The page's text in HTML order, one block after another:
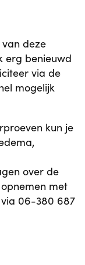
deze
erg benieuwd
via de
mogelijk
kun je
over de
met
via 06-380 687